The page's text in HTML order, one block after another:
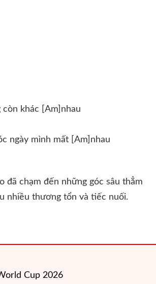
còn khác [Am]nhau
ngày mình mất [Am]nhau
đã chạm đến những góc sâu thẳm
nhiều thương tổn và tiếc nuối.
Cup 2026